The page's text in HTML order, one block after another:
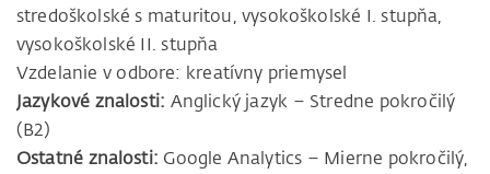
stredoškolské s maturitou, vysokoškolské I. stupňa,
vysokoškolské II. stupňa
Vzdelanie v odbore: kreatívny priemysel
Jazykové znalosti: Anglický jazyk – Stredne pokročilý
(B2)
Ostatné znalosti: Google Analytics – Mierne pokročilý,